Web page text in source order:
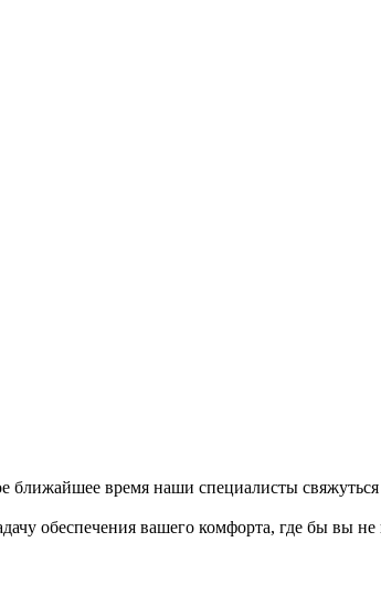
ближайшее время наши специалисты
обеспечения вашего комфорта, где бы вы не